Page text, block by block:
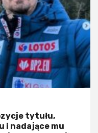
tytułu,
i nadające mu